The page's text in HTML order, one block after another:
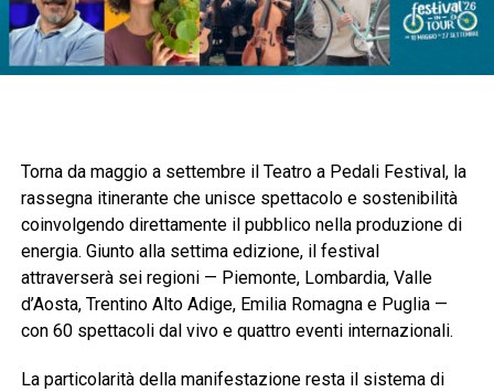
Torna da maggio a settembre il Teatro a Pedali Festival, la
rassegna itinerante che unisce spettacolo e sostenibilità
coinvolgendo direttamente il pubblico nella produzione di
energia. Giunto alla settima edizione, il festival
attraverserà sei regioni — Piemonte, Lombardia, Valle
d’Aosta, Trentino Alto Adige, Emilia Romagna e Puglia —
con 60 spettacoli dal vivo e quattro eventi internazionali.
La particolarità della manifestazione resta il sistema di